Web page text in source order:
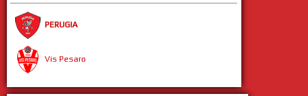
PERUGIA
Vis Pesaro